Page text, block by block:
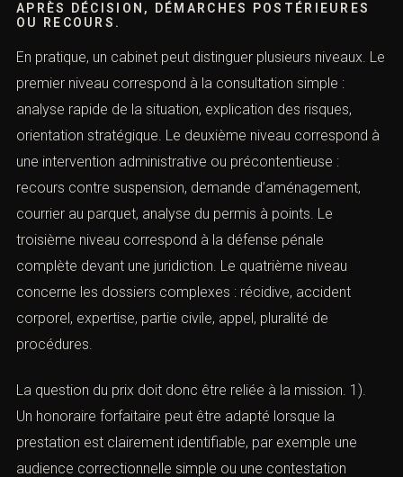
En pratique, un cabinet peut distinguer plusieurs niveaux.
Le premier niveau correspond à la consultation simple :
analyse rapide de la situation, explication des risques,
orientation stratégique. Le deuxième niveau correspond
à une intervention administrative ou précontentieuse :
recours contre suspension, demande d’aménagement,
courrier au parquet, analyse du permis à points. Le
troisième niveau correspond à la défense pénale
complète devant une juridiction. Le quatrième niveau
concerne les dossiers complexes : récidive, accident
corporel, expertise, partie civile, appel, pluralité de
La question du prix doit donc être reliée à la mission. 1).
Un honoraire forfaitaire peut être adapté lorsque la
prestation est clairement identifiable, par exemple une